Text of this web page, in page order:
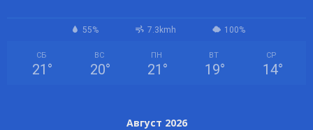
55% 7.3kmh 100%
СБ
21 °
ВС
20°
ПН
21 °
ВТ
19°
СР
14°
Август 2026